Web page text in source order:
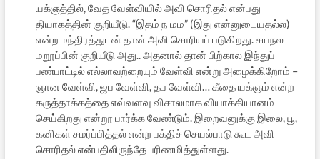
யக்ஞத்தில், வேத வேள்வியில் அவி சொரிதல் என்பது
தியாகத்தின் குறியீடு. “இதம் ந மம” (இது என்னுடையதல்ல)
என்ற மந்திரத்துடன் தான் அவி சொரியப் படுகிறது. சுயநல
மறூப்பின் குறியீடு அது.. அதனால் தான் பிற்கால இந்துப்
பண்பாட்டில் எல்லாவற்றையும் வேள்வி என்று அழைக்கிறோம் –
ஞான வேள்வி, ஜப வேள்வி, தப வேள்வி… கீதை யக்ஞம் என்ற
கருத்தாக்கத்தை எவ்வளவு விசாலமாக வியாக்கியானம்
செய்கிறது என்றூ பார்க்க வேண்டும். இறைவனுக்கு இலை, பூ,
கனிகள் சமர்ப்பித்தல் என்ற பக்திச் செயல்பாடு கூட அவி
சொரிதல் என்பதிலிருந்தே பரிணமித்துள்ளது.